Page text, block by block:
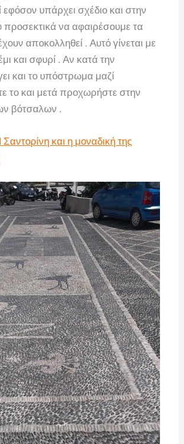
υπάρχει σχέδιο και στην
προσεκτικά να αφαιρέσουμε τα
αποκολληθεί . Αυτό γίνεται με
και σφυρί . Αν κατά την
και το υπόστρωμα μαζί
το και μετά προχωρήστε στην
βότσαλων .
Σαντορίνη και η μοναδική της